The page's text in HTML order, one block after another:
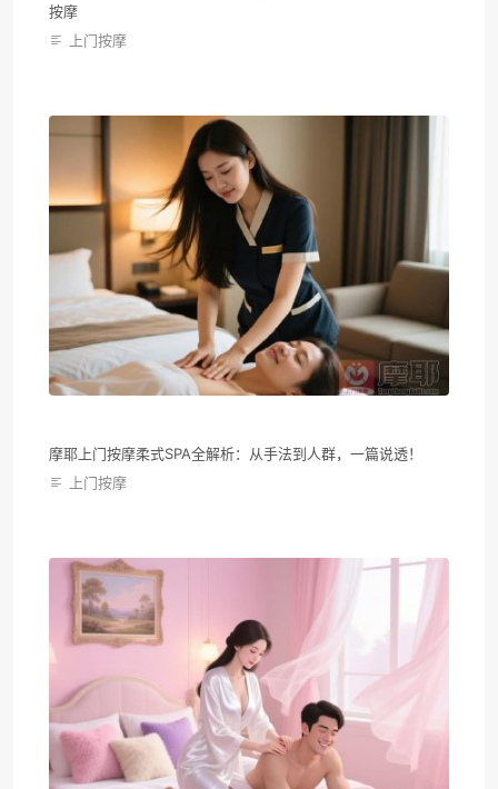
按摩
上门按摩
摩耶上门按摩柔式SPA全解析：从手法到人群，一篇说透！
上门按摩